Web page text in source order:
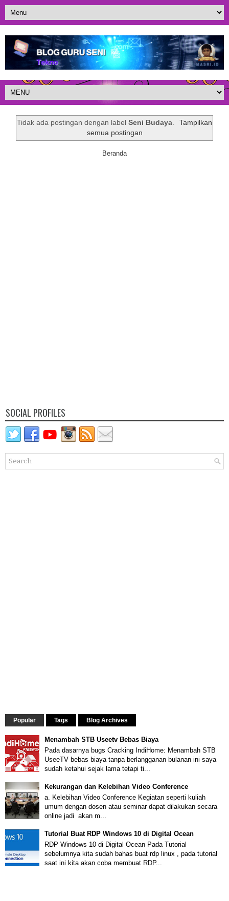
Tidak ada postingan dengan labelSeni Budaya
Tampilkan
semua postingan
Beranda
SOCIAL PROFILES
Popular Tags Blog Archives
Menambah STB Useetv Bebas Biaya
Pada dasarnya bugs Cracking IndiHome: Menambah STB
UseeTV bebas biaya tanpa berlangganan bulanan ini saya
sudah ketahui sejak lama tetapi ti...
Kekurangan dan Kelebihan Video Conference
a. Kelebihan Video Conference Kegiatan seperti kuliah
umum dengan dosen atau seminar dapat dilakukan secara
online jadi akan m...
Tutorial Buat RDP Windows 10 di Digital Ocean
RDP Windows 10 di Digital Ocean Pada Tutorial
sebelumnya kita sudah bahas buat rdp linux , pada tutorial
saat ini kita akan coba membuat RDP...